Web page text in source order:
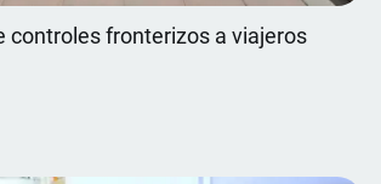
controles fronterizos a viajeros